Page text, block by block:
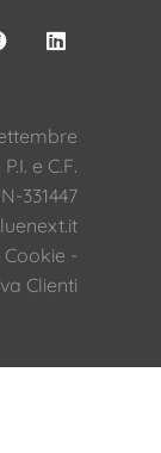
e C.F.
331447
Cookie -
Clienti